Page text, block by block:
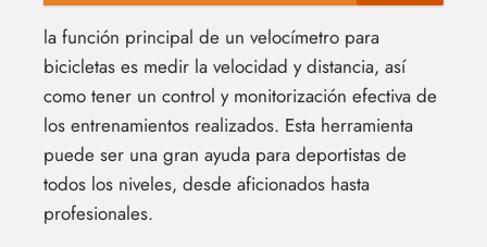
la función principal de un velocímetro para
bicicletas es medir la velocidad y distancia, así
como tener un control y monitorización efectiva de
los entrenamientos realizados. Esta herramienta
puede ser una gran ayuda para deportistas de
todos los niveles, desde aficionados hasta
profesionales.